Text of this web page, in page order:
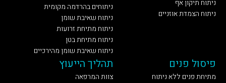
ניתוח תיקון אף
ניתוח הצמדת אוזניים
ניתוחים בהרדמה מקומית
ניתוח שאיבת שומן
ניתוח מתיחת זרועות
ניתוח מתיחת בטן
ניתוח שאיבת שומן מהירכיים
פיסול פנים
מתיחת פנים ללא ניתוח
תהליך הייעוץ
צוות המרפאה